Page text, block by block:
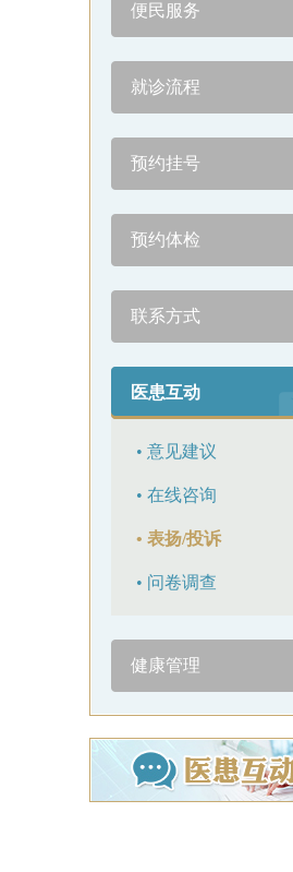
便民服务
就诊流程
预约挂号
预约体检
联系方式
医患互动
• 意见建议
• 在线咨询
• 表扬/投诉
• 问卷调查
健康管理